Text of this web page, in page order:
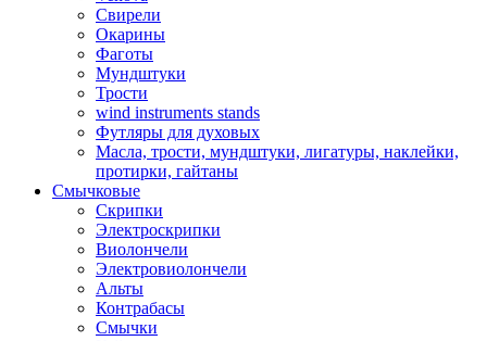
Свирели
Окарины
Фаготы
Мундштуки
Трости
wind instruments stands
Футляры для духовых
Масла, трости, мундштуки, лигатуры, наклейки,
протирки, гайтаны
Смычковые
Скрипки
Электроскрипки
Виолончели
Электровиолончели
Альты
Контрабасы
Смычки